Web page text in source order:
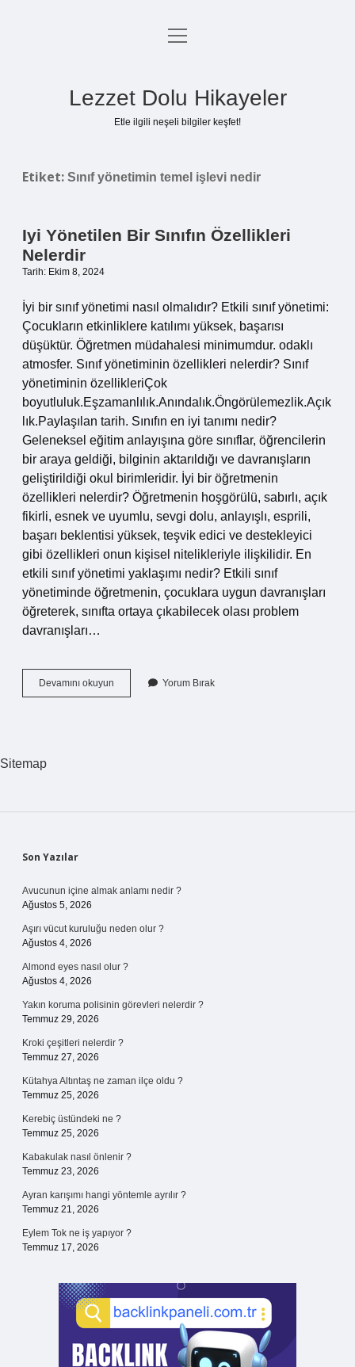
Anasayfa
menüyü
Lezzet Dolu Hikayeler
Etle ilgili neşeli bilgiler keşfet!
Etiket: Sınıf yönetimin temel işlevi nedir
Iyi Yönetilen Bir Sınıfın Özellikleri
Nelerdir
Tarih: Ekim 8, 2024
İyi bir sınıf yönetimi nasıl olmalıdır? Etkili sınıf yönetimi:
Çocukların etkinliklere katılımı yüksek, başarısı
düşüktür. Öğretmen müdahalesi minimumdur. odaklı
atmosfer. Sınıf yönetiminin özellikleri nelerdir? Sınıf
yönetiminin özellikleriÇok
boyutluluk.Eşzamanlılık.Anındalık.Öngörülemezlik.Açık
lık.Paylaşılan tarih. Sınıfın en iyi tanımı nedir?
Geleneksel eğitim anlayışına göre sınıflar, öğrencilerin
bir araya geldiği, bilginin aktarıldığı ve davranışların
geliştirildiği okul birimleridir. İyi bir öğretmenin
özellikleri nelerdir? Öğretmenin hoşgörülü, sabırlı, açık
fikirli, esnek ve uyumlu, sevgi dolu, anlayışlı, esprili,
başarı beklentisi yüksek, teşvik edici ve destekleyici
gibi özellikleri onun kişisel nitelikleriyle ilişkilidir. En
etkili sınıf yönetimi yaklaşımı nedir? Etkili sınıf
yönetiminde öğretmenin, çocuklara uygun davranışları
öğreterek, sınıfta ortaya çıkabilecek olası problem
davranışları…
Devamını okuyun
Yönetilen
Yorum Bırak
Sitemap
Sidebar
Son Yazılar
Avucunun içine almak anlamı nedir ?
Ağustos 5, 2026
Aşırı vücut kuruluğu neden olur ?
Ağustos 4, 2026
Almond eyes nasıl olur ?
Ağustos 4, 2026
Yakın koruma polisinin görevleri nelerdir ?
Temmuz 29, 2026
Kroki çeşitleri nelerdir ?
Temmuz 27, 2026
Kütahya Altıntaş ne zaman ilçe oldu ?
Temmuz 25, 2026
Kerebiç üstündeki ne ?
Temmuz 25, 2026
Kabakulak nasıl önlenir ?
Temmuz 23, 2026
Ayran karışımı hangi yöntemle ayrılır ?
Temmuz 21, 2026
Eylem Tok ne iş yapıyor ?
Temmuz 17, 2026